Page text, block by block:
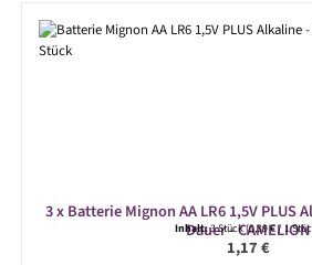
3 x Batterie Mignon AA LR6 1,5V PLUS
Dauer - CAMELION
Inhalt:3 Stück(0,39 € / 1
Regulärer
1,17 €